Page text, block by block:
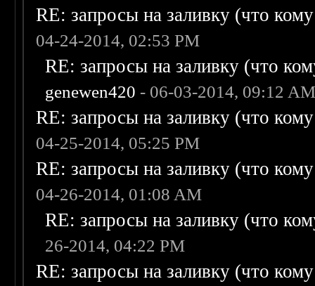
RE: запросы на заливку (что
04-24-2014, 02:53 PM
RE: запросы на заливку (что
genewen420 - 06-03-2014, 09:12
RE: запросы на заливку (что
04-25-2014, 05:25 PM
RE: запросы на заливку (что
04-26-2014, 01:08 AM
RE: запросы на заливку (что
26-2014, 04:22 PM
RE: запросы на заливку (что